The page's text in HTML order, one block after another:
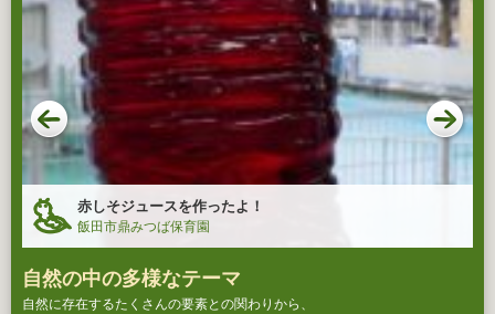
赤しそジュースを作ったよ！
飯田市鼎みつば保育園
自然の中の多様なテーマ
自然に存在するたくさんの要素との関わりから、